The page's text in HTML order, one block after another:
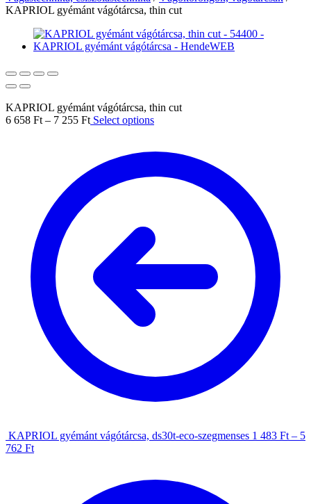
KAPRIOL gyémánt vágótárcsa, thin cut
KAPRIOL gyémánt vágótárcsa, thin cut
6 658 Ft – 7 255 Ft Select options
KAPRIOL gyémánt vágótárcsa, ds30t-eco-szegmenses 1 483 Ft – 5
762 Ft